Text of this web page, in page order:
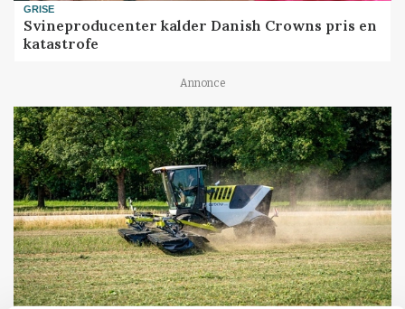
GRISE
Svineproducenter kalder Danish Crowns pris en
katastrofe
Annonce